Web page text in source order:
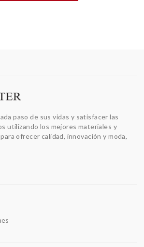
paso de sus vidas y satisfacer las
utilizando los mejores materiales y
ofrecer calidad, innovación y moda,